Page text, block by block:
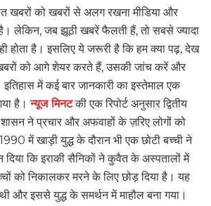
खबरों को खबरों से अलग रखना मीडिया और
है। लेकिन, जब झूठी खबरें फैलती हैं, तो सबसे ज्यादा
होता है। इसलिए ये जरूरी है कि हम क्या पढ़, देख
को आगे शेयर करते हैं, उसकी जांच करें और
इतिहास में कई बार जानकारी का इस्तेमाल एक
है।न्यूज मिनटकी एक रिपोर्ट अनुसार द्वितीय
ने प्रचार और अफवाहों के ज़रिए लोगों को
में खाड़ी युद्ध के दौरान भी एक छोटी बच्ची ने
दिया कि इराकी सैनिकों ने कुवैत के अस्पतालों में
को निकालकर मरने के लिए छोड़ दिया है। यह
और इससे युद्ध के समर्थन में माहौल बना गया।